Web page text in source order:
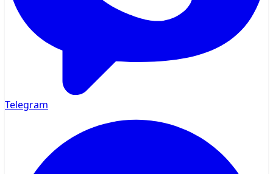
Telegram